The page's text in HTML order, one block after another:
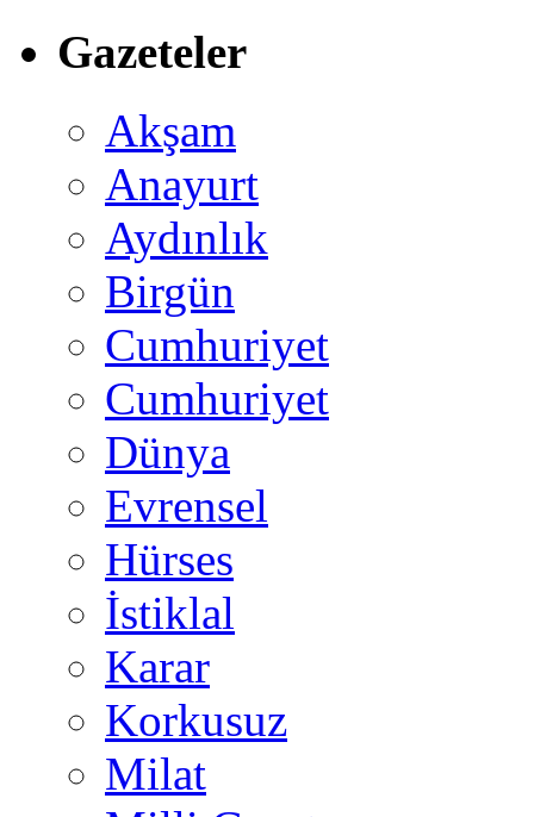
Gazeteler
Akşam
Anayurt
Aydınlık
Birgün
Cumhuriyet
Cumhuriyet
Dünya
Evrensel
Hürses
İstiklal
Karar
Korkusuz
Milat